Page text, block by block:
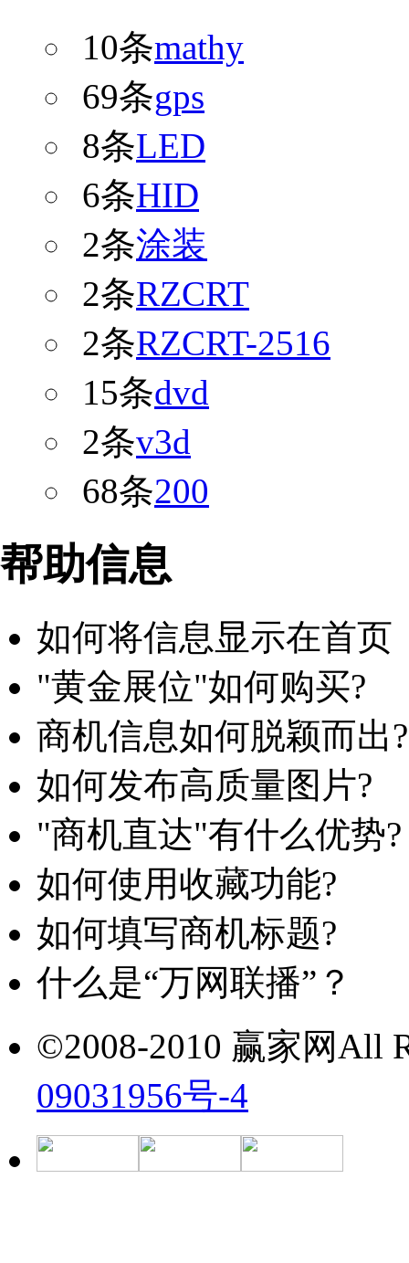
10条mathy
69条gps
8条LED
6条HID
2条涂装
2条RZCRT
2条RZCRT-2516
15条dvd
2条v3d
68条200
帮助信息
如何将信息显示在首页
"黄金展位"如何购买?
商机信息如何脱颖而出?
如何发布高质量图片?
"商机直达"有什么优势?
如何使用收藏功能?
如何填写商机标题?
什么是“万网联播”？
©2008-2010 赢家网All
09031956号-4